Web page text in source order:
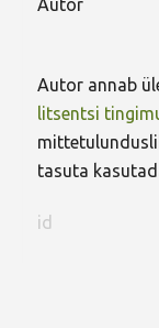
Autor
Autor annab
litsentsi
tasuta
id